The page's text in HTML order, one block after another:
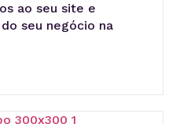
ao seu site e
seu negócio na